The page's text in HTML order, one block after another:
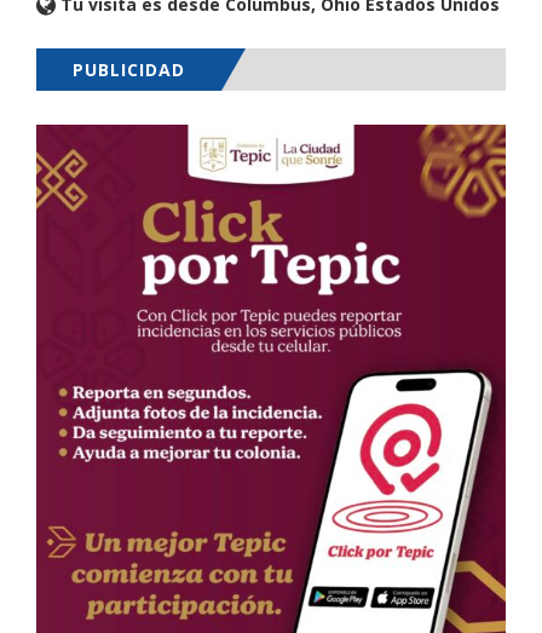
Tu visita es desde Columbus, Ohio Estados Unidos
PUBLICIDAD